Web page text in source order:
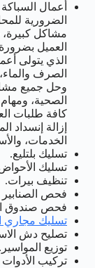
أعمال
الضرورية
مشاكل كبيرة،
العميل
الذي يتولى
الصرف
وحل جميع
الصحية،
كافة طلبات
إزالة إنسداد
الخدمات،
تسليك بلتليع.
تسليك الأحواض
تنظيف بيرات.
فحص
فحص صندوق
تسليك مجاري
تصليح دش
توزيع المواسير.
تركيب